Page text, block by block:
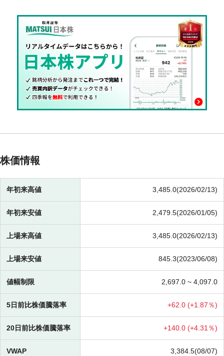
株価情報
年初来高値 3,485.0(2026/02/13)
年初来安値 2,479.5(2026/01/05)
上場来高値 3,485.0(2026/02/13)
上場来安値 845.3(2023/06/08)
値幅制限 2,697.0 ~ 4,097.0
5日前比株価騰落率 +62.0 (+1.87％)
20日前比株価騰落率 +140.0 (+4.31％)
VWAP 3,384.5(08/07)